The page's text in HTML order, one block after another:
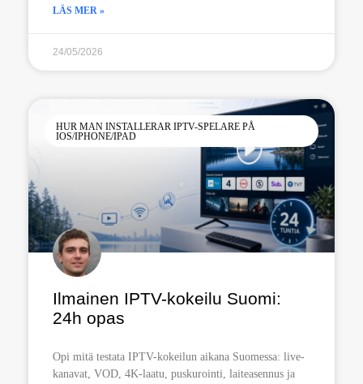
LÄS MER »
24/05/2026
HUR MAN INSTALLERAR IPTV-SPELARE PÅ
IOS/IPHONE/IPAD
Ilmainen IPTV-kokeilu Suomi:
24h opas
Opi mitä testata IPTV-kokeilun aikana Suomessa: live-
kanavat, VOD, 4K-laatu, puskurointi, laiteasennus ja